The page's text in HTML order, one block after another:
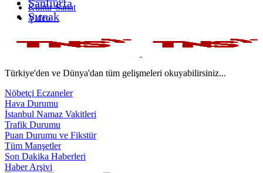
Şanlıurfa
Şırnak
Kültür-Sanat
Video
Türkiye'den ve Dünya'dan tüm gelişmeleri okuyabilirsiniz...
Nöbetçi Eczaneler
Hava Durumu
İstanbul Namaz Vakitleri
Trafik Durumu
Puan Durumu ve Fikstür
Tüm Manşetler
Son Dakika Haberleri
Haber Arşivi